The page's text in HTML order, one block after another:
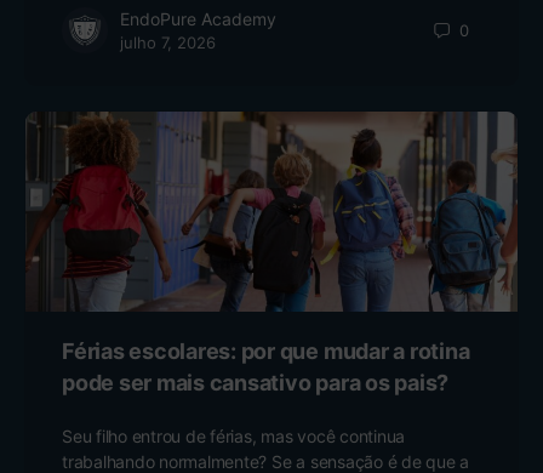
EndoPure Academy
julho 7, 2026
0
Férias escolares: por que mudar a rotina
pode ser mais cansativo para os pais?
Seu filho entrou de férias, mas você continua
trabalhando normalmente? Se a sensação é de que a